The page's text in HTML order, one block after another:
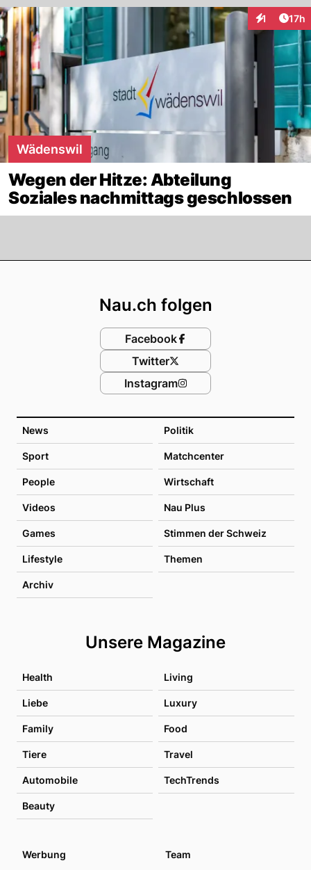
1 17h
Wädenswil
Wegen der Hitze: Abteilung
Soziales nachmittags geschlossen
News Politik
Sport Matchcenter
People Wirtschaft
Videos Nau Plus
Games Stimmen der Schweiz
Lifestyle Themen
Archiv
Unsere Magazine
Health Living
Liebe Luxury
Family Food
Tiere Travel
Automobile TechTrends
Beauty
Nau.ch folgen
Facebook
Twitter
Instagram
Werbung Team